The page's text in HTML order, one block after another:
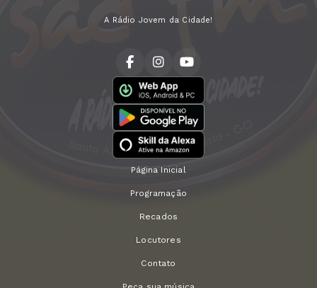
A Rádio Jovem da Cidade!
Página Inicial
Programação
Recados
Locutores
Contato